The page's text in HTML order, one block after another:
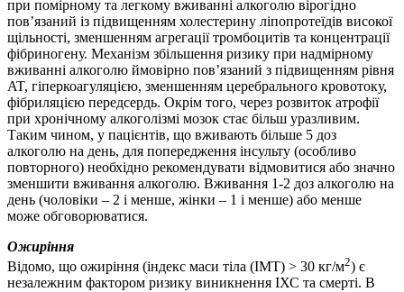
при помірному та легкому вживанні алкоголю вірогідно
пов’язаний із підвищенням холестерину ліпопротеїдів високої
щільності, зменшенням агрегації тромбоцитів та концентрації
фібриногену. Механізм збільшення ризику при надмірному
вживанні алкоголю ймовірно пов’язаний з підвищенням рівня
AT, гіперкоагуляцією, зменшенням церебрального кровотоку,
фібриляцією передсердь. Окрім того, через розвиток атрофії
при хронічному алкоголізмі мозок стає більш уразливим.
Таким чином, у пацієнтів, що вживають більше 5 доз
алкоголю на день, для попередження інсульту (особливо
повторного) необхідно рекомендувати відмовитися або значно
зменшити вживання алкоголю. Вживання 1-2 доз алкоголю на
день (чоловіки – 2 і менше, жінки – 1 і менше) або менше
може обговорюватися.
Ожиріння
Відомо, що ожиріння (індекс маси тіла (ІМТ) > 30 кг/м2) є
незалежним фактором ризику виникнення ІХС та смерті. В